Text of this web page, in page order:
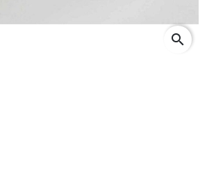
search